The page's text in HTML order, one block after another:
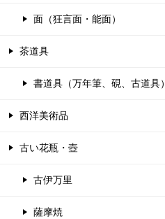
面（狂言面・能面）
茶道具
書道具（万年筆、硯、古道具）
西洋美術品
古い花瓶・壺
古伊万里
薩摩焼